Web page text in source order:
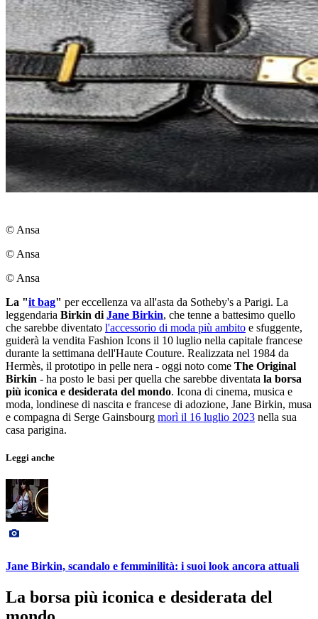
© Ansa
© Ansa
© Ansa
La "it bag" per eccellenza va all'asta da Sotheby's a Parigi. La
leggendaria Birkin di Jane Birkin, che tenne a battesimo quello
che sarebbe diventato l'accessorio di moda più ambito e sfuggente,
guiderà la vendita Fashion Icons il 10 luglio nella capitale francese
durante la settimana dell'Haute Couture. Realizzata nel 1984 da
Hermès, il prototipo in pelle nera - oggi noto come The Original
Birkin - ha posto le basi per quella che sarebbe diventata la borsa
più iconica e desiderata del mondo. Icona di cinema, musica e
moda, londinese di nascita e francese di adozione, Jane Birkin, musa
e compagna di Serge Gainsbourg morì il 16 luglio 2023 nella sua
casa parigina.
Leggi anche
Jane Birkin, scandalo e femminilità: i suoi look ancora attuali
La borsa più iconica e desiderata del